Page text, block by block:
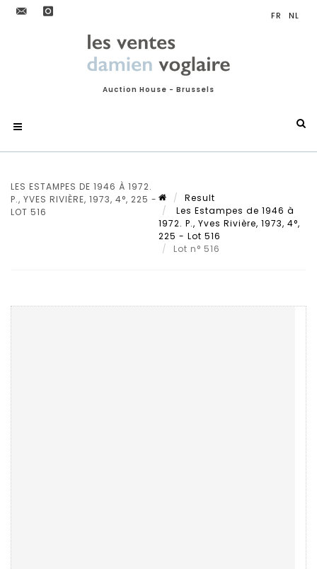
Auction House - Brussels
LES ESTAMPES DE 1946 À 1972.
P., YVES RIVIÈRE, 1973, 4°, 225 -
LOT 516
Result
Les Estampes de 1946 à
1972. P., Yves Rivière, 1973, 4°,
225 - Lot 516
Lot n° 516